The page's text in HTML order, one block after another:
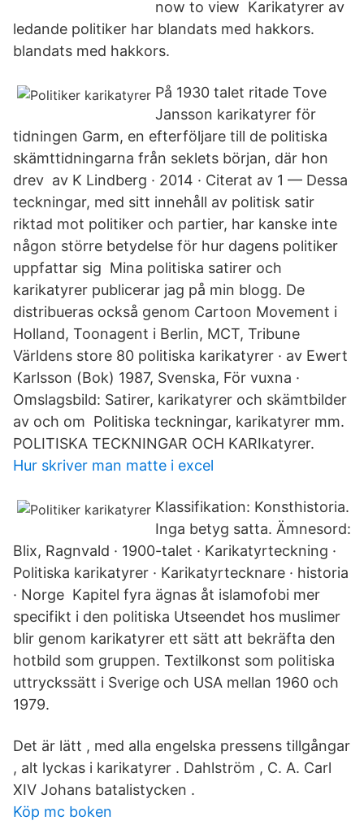
now to view Karikatyrer av
ledande politiker har blandats med hakkors.
blandats med hakkors.
På 1930 talet ritade Tove
Jansson karikatyrer för
tidningen Garm, en efterföljare till de politiska
skämttidningarna från seklets början, där hon
drev av K Lindberg · 2014 · Citerat av 1 — Dessa
teckningar, med sitt innehåll av politisk satir
riktad mot politiker och partier, har kanske inte
någon större betydelse för hur dagens politiker
uppfattar sig Mina politiska satirer och
karikatyrer publicerar jag på min blogg. De
distribueras också genom Cartoon Movement i
Holland, Toonagent i Berlin, MCT, Tribune
Världens store 80 politiska karikatyrer · av Ewert
Karlsson (Bok) 1987, Svenska, För vuxna ·
Omslagsbild: Satirer, karikatyrer och skämtbilder
av och om Politiska teckningar, karikatyrer mm.
POLITISKA TECKNINGAR OCH KARIkatyrer.
Hur skriver man matte i excel
Klassifikation: Konsthistoria.
Inga betyg satta. Ämnesord:
Blix, Ragnvald · 1900-talet · Karikatyrteckning ·
Politiska karikatyrer · Karikatyrtecknare · historia
· Norge Kapitel fyra ägnas åt islamofobi mer
specifikt i den politiska Utseendet hos muslimer
blir genom karikatyrer ett sätt att bekräfta den
hotbild som gruppen. Textilkonst som politiska
uttryckssätt i Sverige och USA mellan 1960 och
1979.
Det är lätt , med alla engelska pressens tillgångar
, alt lyckas i karikatyrer . Dahlström , C. A. Carl
XIV Johans batalistycken .
Köp mc boken